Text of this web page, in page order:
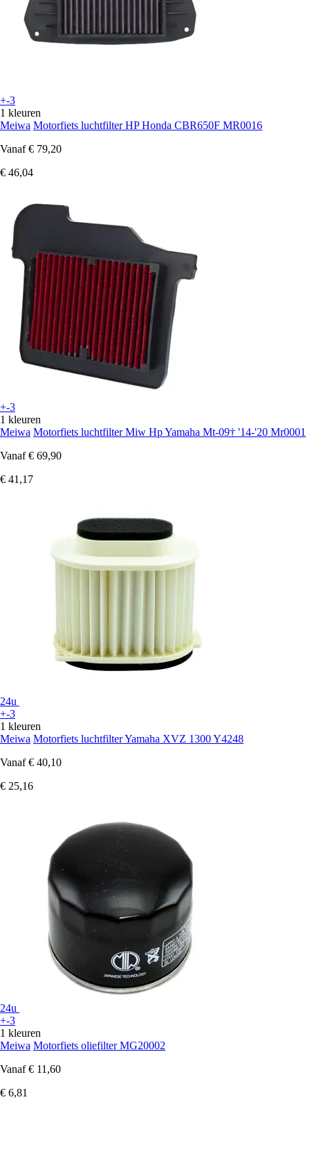
+-3
1 kleuren
Meiwa Motorfiets luchtfilter HP Honda CBR650F MR0016
Vanaf € 79,20
€ 46,04
+-3
1 kleuren
Meiwa Motorfiets luchtfilter Miw Hp Yamaha Mt-09† '14-'20 Mr0001
Vanaf € 69,90
€ 41,17
24u
+-3
1 kleuren
Meiwa Motorfiets luchtfilter Yamaha XVZ 1300 Y4248
Vanaf € 40,10
€ 25,16
24u
+-3
1 kleuren
Meiwa Motorfiets oliefilter MG20002
Vanaf € 11,60
€ 6,81